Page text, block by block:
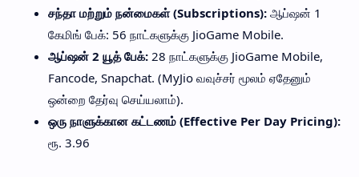
சந்தா மற்றும் நன்மைகள் (Subscriptions): ஆப்ஷன் 1
கேமிங் பேக்: 56 நாட்களுக்கு JioGame Mobile.
ஆப்ஷன் 2 யூத் பேக்: 28 நாட்களுக்கு JioGame Mobile,
Fancode, Snapchat. (MyJio வவுச்சர் மூலம் ஏதேனும்
ஒன்றை தேர்வு செய்யலாம்).
ஒரு நாளுக்கான கட்டணம் (Effective Per Day Pricing):
ரூ. 3.96